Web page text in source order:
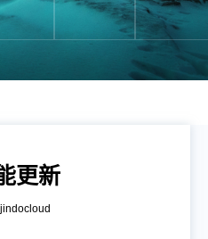
更新
jindocloud